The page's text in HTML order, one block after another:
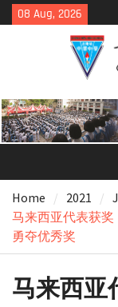
Skip
to
08 Aug, 2026
Home 2021
马来西亚代表获
勇夺优秀奖
马来西亚